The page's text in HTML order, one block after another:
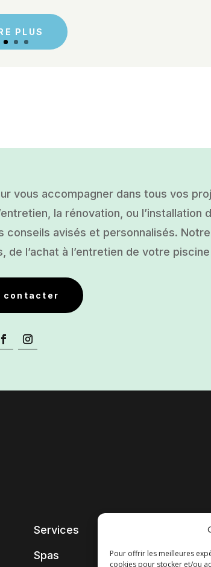
Pour offrir les meilleures
cookies pour stocker et/ou
PLUS
vous accompagner dans tous vos
la rénovation, ou l’installation
conseils avisés et personnalisés.
l’achat à l’entretien de votre
contacter
Services
Spas